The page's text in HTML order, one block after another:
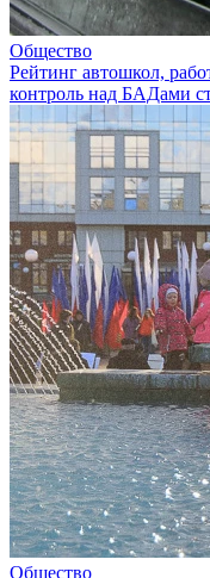
Общество
Рейтинг автошкол,
контроль над БАДами
Общество